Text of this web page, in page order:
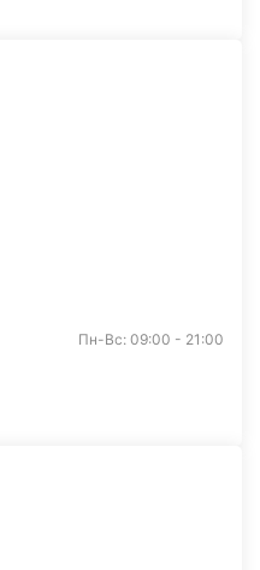
Пн-Вс: 09:00 - 21:00